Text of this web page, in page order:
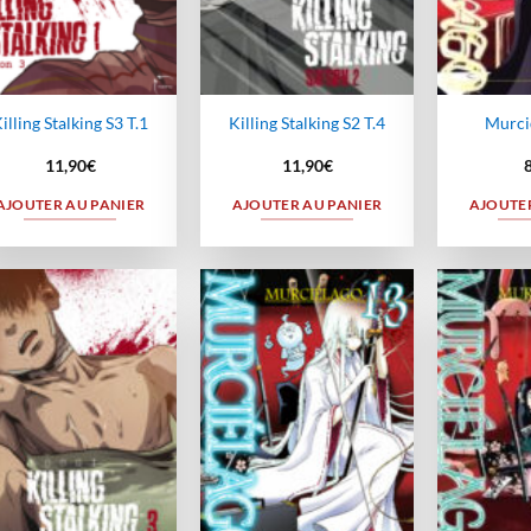
Stalking S3 T.1
11,90€
AU PANIER
Killing Stalking S2 T.4
11,90€
AJOUTER AU PANIER
Ajouter
à la
wishlist
Ajouter
à la
wishlist